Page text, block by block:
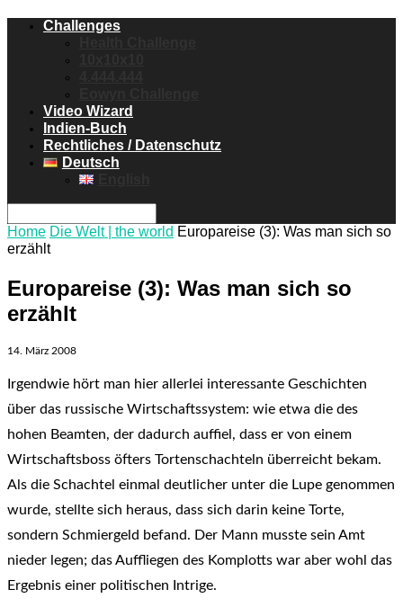
Challenges
Video Wizard
Indien-Buch
Rechtliches / Datenschutz
Deutsch
Home Die Welt | the world Europareise (3): Was man sich so
erzählt
Europareise (3): Was man sich so
erzählt
14. März 2008
Irgendwie hört man hier allerlei interessante Geschichten
über das russische Wirtschaftssystem: wie etwa die des
hohen Beamten, der dadurch auffiel, dass er von einem
Wirtschaftsboss öfters Tortenschachteln überreicht bekam.
Als die Schachtel einmal deutlicher unter die Lupe genommen
wurde, stellte sich heraus, dass sich darin keine Torte,
sondern Schmiergeld befand. Der Mann musste sein Amt
nieder legen; das Auffliegen des Komplotts war aber wohl das
Ergebnis einer politischen Intrige.